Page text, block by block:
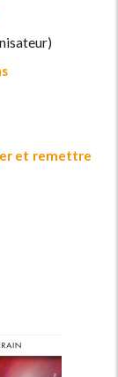
et remettre